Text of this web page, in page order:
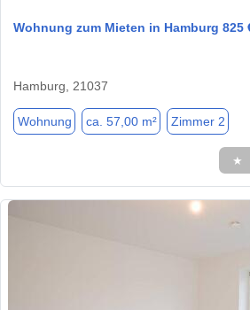
Wohnung zum Mieten in Hamburg 825
Hamburg, 21037
Wohnung ca. 57,00 m² Zimmer 2
★